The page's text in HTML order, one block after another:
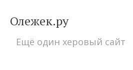
Олежек.ру
Ещё один херовый сайт